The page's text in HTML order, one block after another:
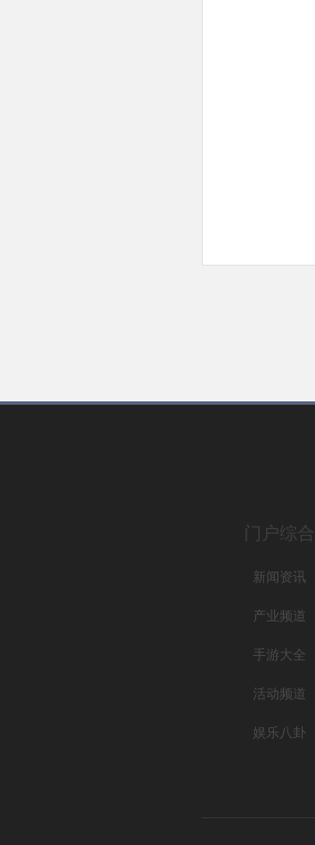
门户综合
新闻资讯
产业频道
手游大全
活动频道
娱乐八卦